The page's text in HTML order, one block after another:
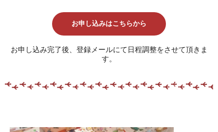
お申し込みはこちらから
お申し込み完了後、登録メールにて日程調整をさせて頂きま
す。